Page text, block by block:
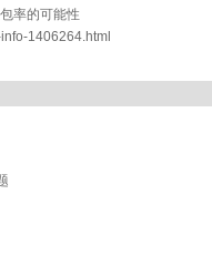
率的可能性
1406264.html